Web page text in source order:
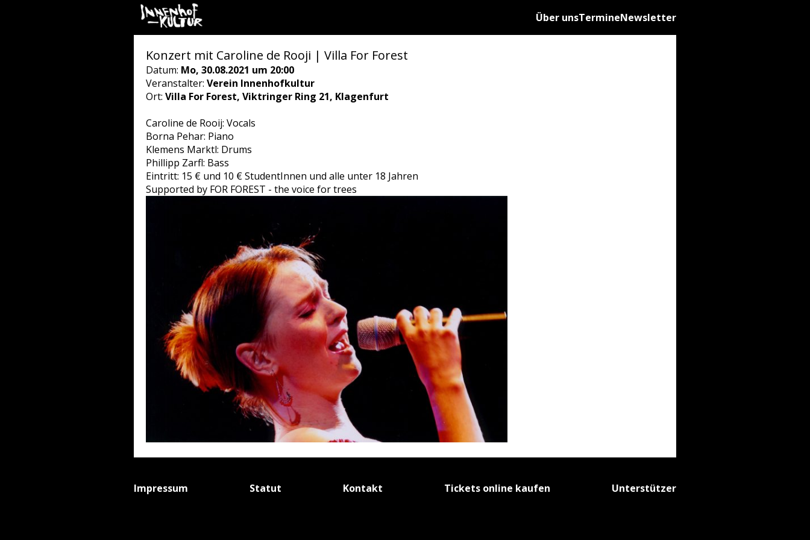
Über unsTermineNewsletter
Konzert mit Caroline de Rooji | Villa For Forest
Datum: Mo, 30.08.2021 um 20:00
Veranstalter: Verein Innenhofkultur
Ort: Villa For Forest, Viktringer Ring 21, Klagenfurt
Caroline de Rooij: Vocals
Borna Pehar: Piano
Klemens Marktl: Drums
Phillipp Zarfl: Bass
Eintritt: 15 € und 10 € StudentInnen und alle unter 18 Jahren
Supported by FOR FOREST - the voice for trees
Impressum Statut Kontakt Tickets online kaufen Unterstützer